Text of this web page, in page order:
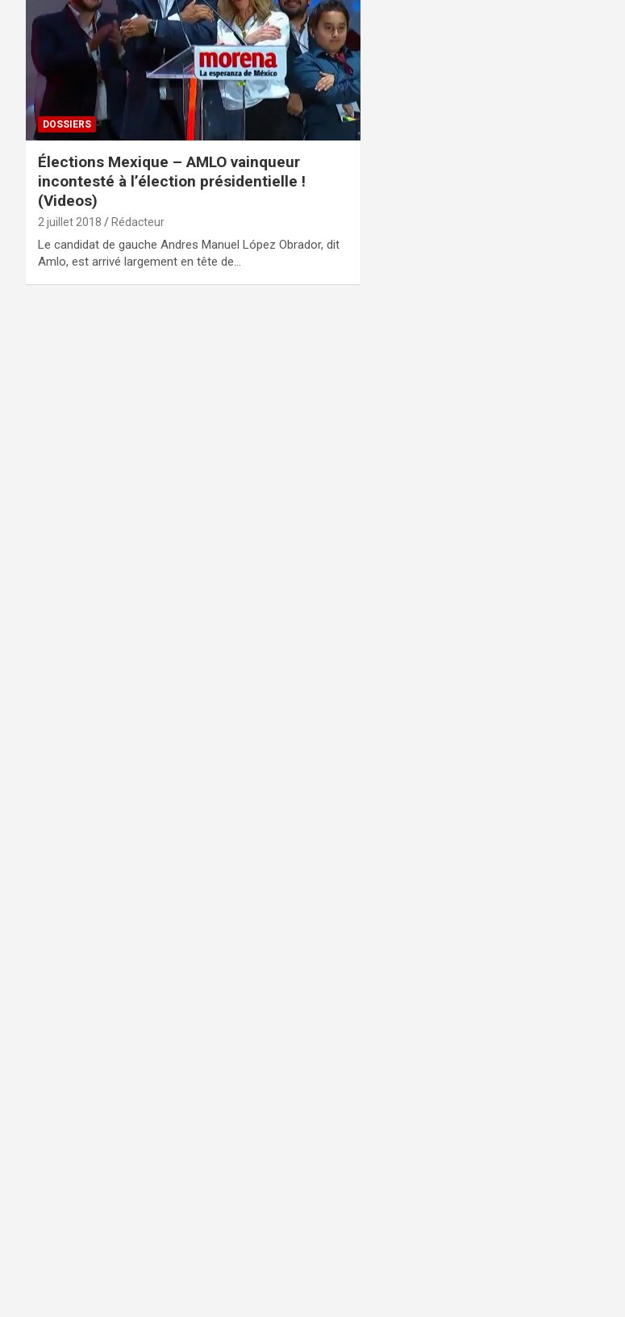
DOSSIERS
Élections Mexique – AMLO vainqueur
incontesté à l’élection présidentielle !
(Videos)
2 juillet 2018 Rédacteur
Le candidat de gauche Andres Manuel López Obrador, dit
Amlo, est arrivé largement en tête de…